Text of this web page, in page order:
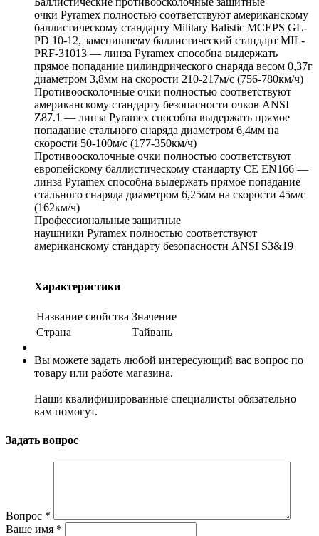
очки Pyramex полностью соответствуют американскому
баллистическому стандарту Military Balistic MCEPS GL-
PD 10-12, заменившему баллистический стандарт MIL-
PRF-31013 — линза Pyramex способна выдержать
прямое попадание цилиндрического снаряда весом 0,37г
диаметром 3,8мм на скорости 210-217м/с (756-780км/ч)
Противоосколочные очки полностью соответствуют
американскому стандарту безопасности очков ANSI
Z87.1 — линза Pyramex способна выдержать прямое
попадание стального снаряда диаметром 6,4мм на
скорости 50-100м/с (177-350км/ч)
Противоосколочные очки полностью соответствуют
европейскому баллистическому стандарту CE EN166 —
линза Pyramex способна выдержать прямое попадание
стального снаряда диаметром 6,25мм на скорости 45м/с
(162км/ч)
Профессиональные защитные
наушники Pyramex полностью соответствуют
американскому стандарту безопасности ANSI S3&19
Характеристики
Название свойства Значение
Страна
Тайвань
Вы можете задать любой интересующий вас вопрос по
товару или работе магазина.
Наши квалифицированные специалисты обязательно
вам помогут.
Задать вопрос
Вопрос *
Ваше имя *